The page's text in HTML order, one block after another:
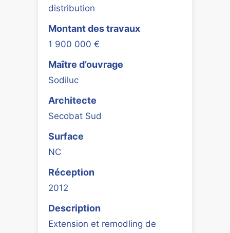
distribution
Montant des travaux
1 900 000 €
Maître d’ouvrage
Sodiluc
Architecte
Secobat Sud
Surface
NC
Réception
2012
Description
Extension et remodling de